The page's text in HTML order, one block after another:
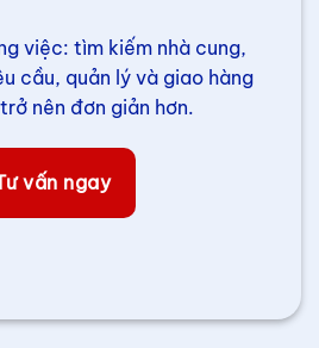
việc: tìm kiếm nhà cung,
cầu, quản lý và giao hàng
nên đơn giản hơn.
vấn ngay